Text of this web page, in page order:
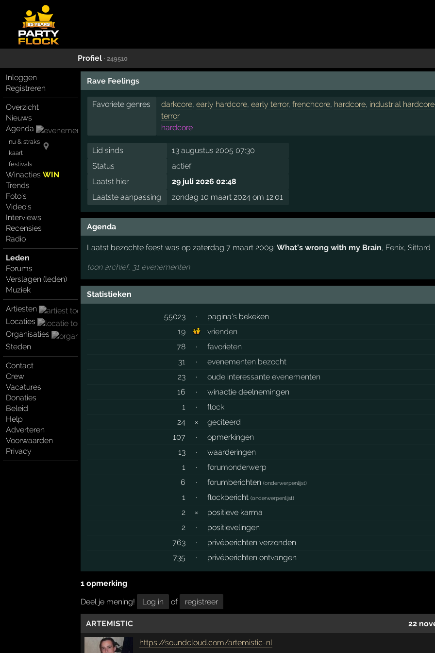
Profiel · 249510
Inloggen
Registreren
Overzicht
Nieuws
Agenda
nu & straks
kaart
festivals
WinactiesWIN
Trends
Foto's
Video's
Interviews
Recensies
Radio
Leden
Forums
Verslagen (leden)
Muziek
Artiesten
Locaties
Organisaties
Steden
Contact
Crew
Vacatures
Donaties
Beleid
Help
Adverteren
Voorwaarden
Privacy
Rave Feelings
Favoriete genres darkcore,early hardcore,early terror,frenchcore, hardcore, industrial hardcore
terror
hardcore
Lid sinds
13 augustus 2005 07:30
Status
actief
Laatst hier
29 juli 2026 02:48
Laatste aanpassing
zondag 10 maart 2024 om 12:01
Agenda
Laatst bezochte feest was op zaterdag 7 maart 2009: What's wrong with my Brain, Fenix, Sittard
toon archief, 31 evenementen
Statistieken
55023 ·
pagina's bekeken
19
vrienden
78
·
favorieten
31
·
evenementen bezocht
23
·
oude interessante evenementen
16
·
winactie deelnemingen
1
·
flock
24
×
geciteerd
107
·
opmerkingen
13
·
waarderingen
1
·
forumonderwerp
6
· forumberichten(onderwerpenlijst)
1 · flockbericht(onderwerpenlijst)
2 ×
positieve karma
2
·
positievelingen
763
·
privéberichten verzonden
735
· privéberichten ontvangen
1 opmerking
Deel je mening!
Log in of registreer
ARTEMISTIC 22
https://soundcloud.com/artemistic-nl